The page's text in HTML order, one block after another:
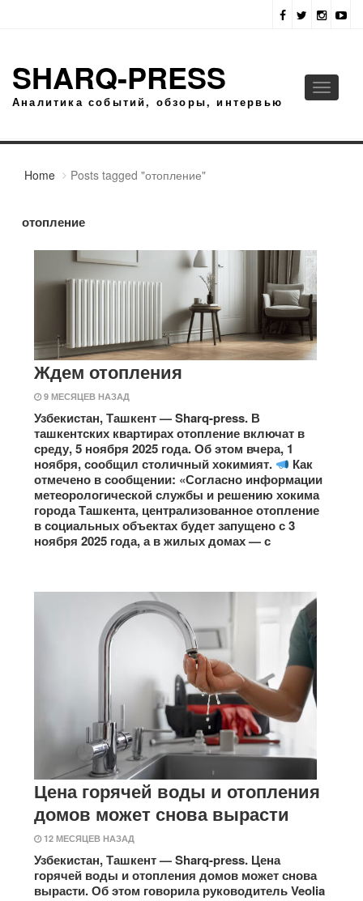
SHARQ-PRESS
Аналитика событий, обзоры, интервью
Toggle
Home Posts tagged "отопление"
отопление
Ждем отопления
9 МЕСЯЦЕВ НАЗАД
Узбекистан, Ташкент — Sharq-press. В
ташкентских квартирах отопление включат в
среду, 5 ноября 2025 года. Об этом вчера, 1
ноября, сообщил столичный хокимият.
Как
отмечено в сообщении: «Согласно информации
метеорологической службы и решению хокима
города Ташкента, централизованное отопление
в социальных объектах будет запущено с 3
ноября 2025 года, а в жилых домах — с
Цена горячей воды и отопления
домов может снова вырасти
12 МЕСЯЦЕВ НАЗАД
Узбекистан, Ташкент — Sharq-press. Цена
горячей воды и отопления домов может снова
вырасти. Об этом говорила руководитель Veolia